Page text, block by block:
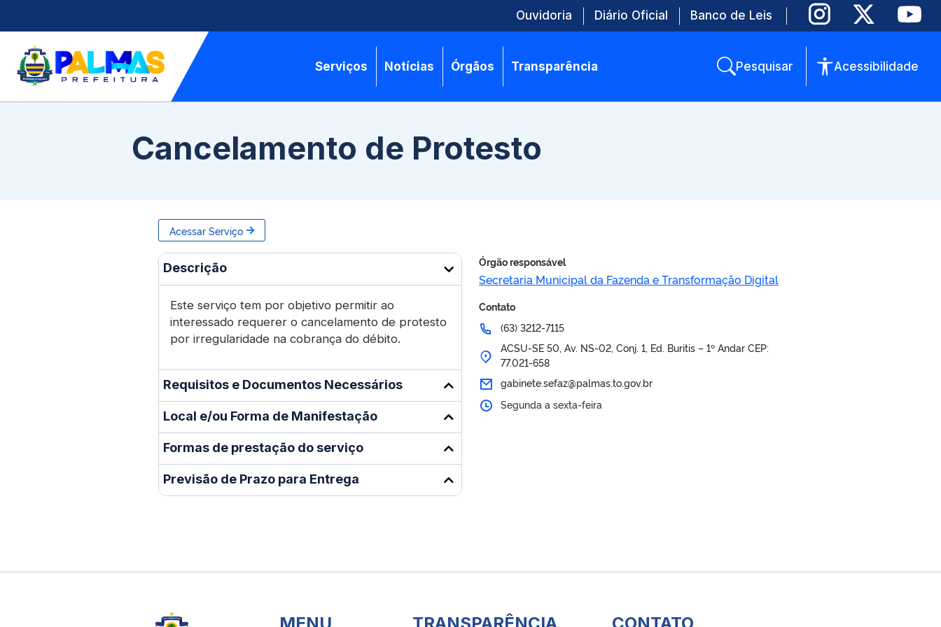
Ouvidoria Diário Oficial Banco de Leis
Serviços Notícias Órgãos Transparência Pesquisar Acessibilidade
Cancelamento de Protesto
Acessar Serviço
Descrição
Este serviço tem por objetivo permitir ao
interessado requerer o cancelamento de protesto
por irregularidade na cobrança do débito.
Requisitos e Documentos Necessários
Local e/ou Forma de Manifestação
Formas de prestação do serviço
Previsão de Prazo para Entrega
Órgão responsável
Secretaria Municipal da Fazenda e Transformação Digital
Contato
(63) 3212-7115
ACSU-SE 50, Av. NS-02, Conj. 1, Ed. Buritis – 1º Andar CEP:
77.021-658
gabinete.sefaz@palmas.to.gov.br
Segunda a sexta-feira